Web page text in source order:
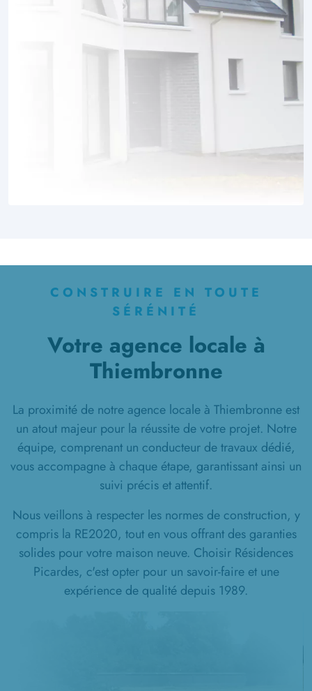
CONSTRUIRE EN TOUTE
SÉRÉNITÉ
Votre agence locale à
Thiembronne
La proximité de notre agence locale à Thiembronne est
un atout majeur pour la réussite de votre projet. Notre
équipe, comprenant un conducteur de travaux dédié,
vous accompagne à chaque étape, garantissant ainsi un
suivi précis et attentif.
Nous veillons à respecter les normes de construction, y
compris la RE2020, tout en vous offrant des garanties
solides pour votre maison neuve. Choisir Résidences
Picardes, c'est opter pour un savoir-faire et une
expérience de qualité depuis 1989.